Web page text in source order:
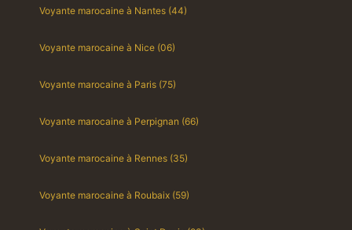
Voyante marocaine à Nantes (44)
Voyante marocaine à Nice (06)
Voyante marocaine à Paris (75)
Voyante marocaine à Perpignan (66)
Voyante marocaine à Rennes (35)
Voyante marocaine à Roubaix (59)